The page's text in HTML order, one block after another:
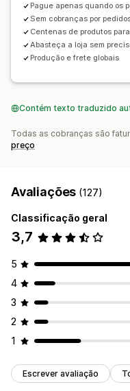
Pague apenas quando os
Sem cobranças por
Centenas de produtos
Abasteça a loja sem
Produção e frete globais
Contém texto traduzido
Todas as cobranças são
preço
Avaliações (127)
Classificação geral
3,7
5
4
3
2
1
Escrever avaliação